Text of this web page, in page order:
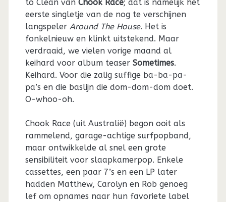
to Clean van Chook Race; dat is namelijk het
eerste singletje van de nog te verschijnen
langspeler Around The House. Het is
fonkelnieuw en klinkt uitstekend. Maar
verdraaid, we vielen vorige maand al
keihard voor album teaser Sometimes.
Keihard. Voor die zalig suffige ba-ba-pa-
pa’s en die baslijn die dom-dom-dom doet.
O-whoo-oh.
Chook Race (uit Australië) begon ooit als
rammelend, garage-achtige surfpopband,
maar ontwikkelde al snel een grote
sensibiliteit voor slaapkamerpop. Enkele
cassettes, een paar 7’s en een LP later
hadden Matthew, Carolyn en Rob genoeg
lef om opnames naar hun favoriete label